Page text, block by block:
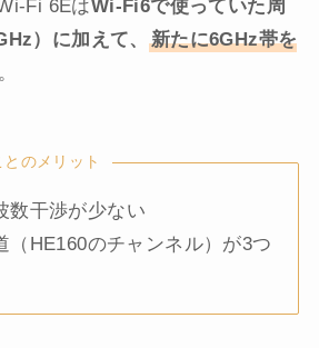
Fi 6EはWi-Fi6で使っていた周
）に加えて、
新たに6GHz帯を
のメリット
数干渉が少ない
（HE160のチャンネル）が3つ